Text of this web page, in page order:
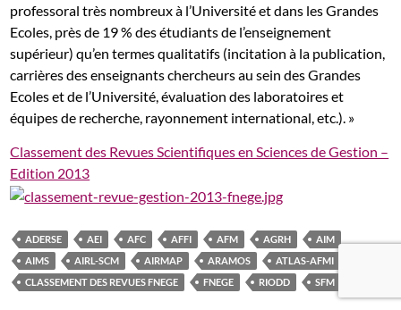
professoral très nombreux à l’Université et dans les Grandes
Ecoles, près de 19 % des étudiants de l’enseignement
supérieur) qu’en termes qualitatifs (incitation à la publication,
carrières des enseignants chercheurs au sein des Grandes
Ecoles et de l’Université, évaluation des laboratoires et
équipes de recherche, rayonnement international, etc.). »
Classement des Revues Scientifiques en Sciences de Gestion –
Edition 2013
ADERSE AEI AFC AFFI AFM AGRH
AIM
AIMS
AIRL-SCM AIRMAP ARAMOS
ATLAS-AFMI
CLASSEMENT DES REVUES FNEGE
FNEGE RIODD SFM